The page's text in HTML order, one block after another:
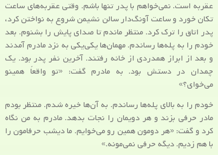
عقربه است. نمی‌خواهم با پدر تنها باشم. وقتی عقربه‌های ساعت
تکان خورد و ساعت آونگ‌دار سالن نشیمن شروع به نواختن کرد،
پدر اتاق را ترک کرد. منتظر ماندم تا صدای پایش را بشنوم. بعد
خودم را به پله‌ها رساندم. مهمان‌ها یکی‌یکی به نزد مادرم آمدند
و بعد از ابراز همدردی از خانه رفتند. آخرین نفر پدر بود. یک
چمدان در دستش بود. به مادرم گفت: «تو واقعاً همینو
می‌خوای؟»
خودم را به بالای پله‌ها رساندم. به آن‌ها خیره شدم. منتظر بودم
مادر حرفی بزند و هر دویمان را نجات بدهد. مادرم به من نگاه
کرد و گفت: «هر دومون همین رو می‌خوایم. ما دیشب حرفامون را
با هم زدیم. دیگه حرفی نمی‌مونه.»